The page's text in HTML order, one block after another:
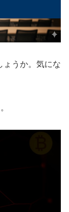
ょうか。気にな